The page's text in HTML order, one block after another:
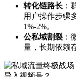
转化链路长 ：
用户操作步骤
1%-2%。
公私域割裂 ：
量，长期依赖